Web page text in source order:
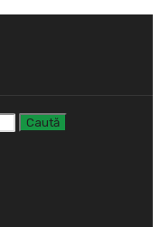
Caută